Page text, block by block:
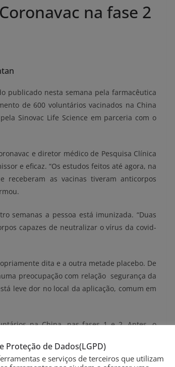
na fase 2
publicado nesta semana pela farmacêutica
de 600 voluntários vacinados na China
Sinovac Life Science em parceria com o
e diretor médico de Pesquisa Clínica
e eficaz. “Os estudos feitos até agora, na
receberam as vacinas tiveram anticorpos
semanas a pessoa está imunizada. “Duas
capazes de neutralizar o vírus da covid-
dita e a outra metade placebo. De
preocupação com relação segurança da
leve dor no local da aplicação, comum em
na China, nas fases 1 e 2. Antes, o
expressivos em termos de resposta imune
Proteção de Dados(LGPD)
e serviços de terceiros que utilizam